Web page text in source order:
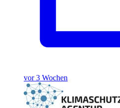
vor 3 Wochen